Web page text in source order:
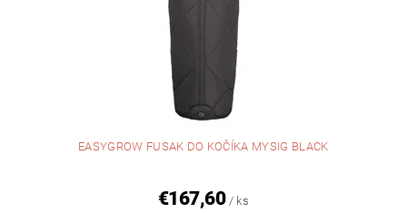
EASYGROW FUSAK DO KOČÍKA MYSIG BLACK
€167,60 / ks